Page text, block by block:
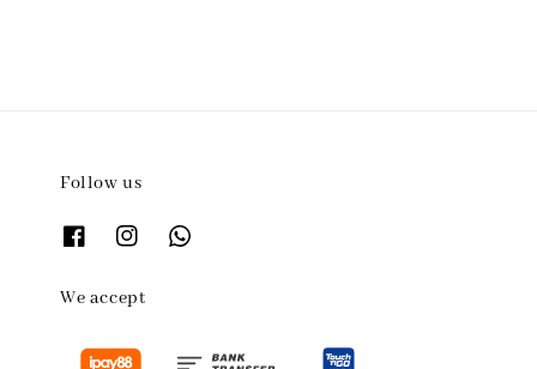
Follow us
We accept